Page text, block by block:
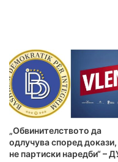
„Обвинителството да
одлучува според докази,
не партиски наредби“ –